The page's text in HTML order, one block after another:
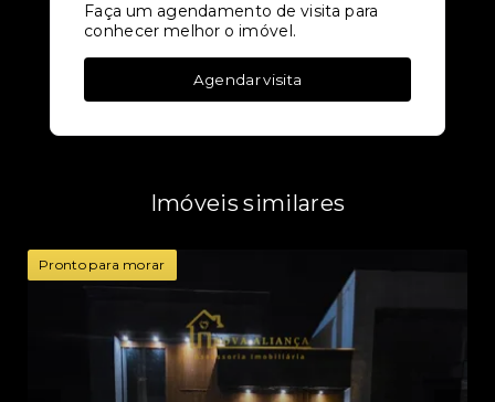
Faça um agendamento de visita para
conhecer melhor o imóvel.
Agendar visita
Imóveis similares
Pronto para morar